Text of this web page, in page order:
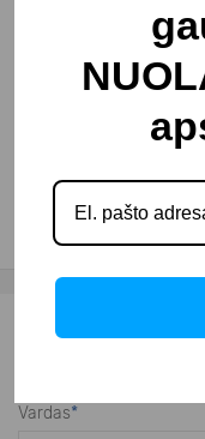
– paprasta naudoti;
– 4 pasukami ratai, 2 –
– matmenys:
Klausti apie
Vardas*